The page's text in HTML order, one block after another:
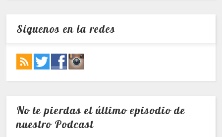
Síguenos en la redes
No te pierdas el último episodio de
nuestro Podcast